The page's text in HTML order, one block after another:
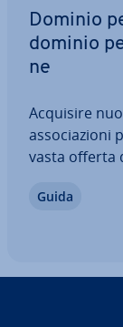
Dominio
dominio
ne
Acquisire
as­so­cia­zio­ni
vasta offerta
essere
Guida